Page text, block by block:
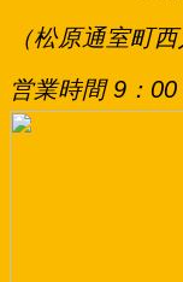
（松原通室町
営業時間 9：